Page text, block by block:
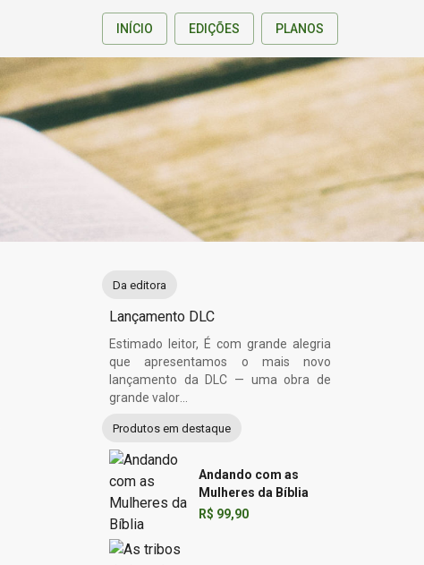
INÍCIO EDIÇÕES PLANOS
Da editora
Lançamento DLC
Estimado leitor, É com grande alegria
que apresentamos o mais novo
lançamento da DLC — uma obra de
grande valor
Produtos em destaque
Andando com as
Mulheres da Bíblia
R$ 99,90